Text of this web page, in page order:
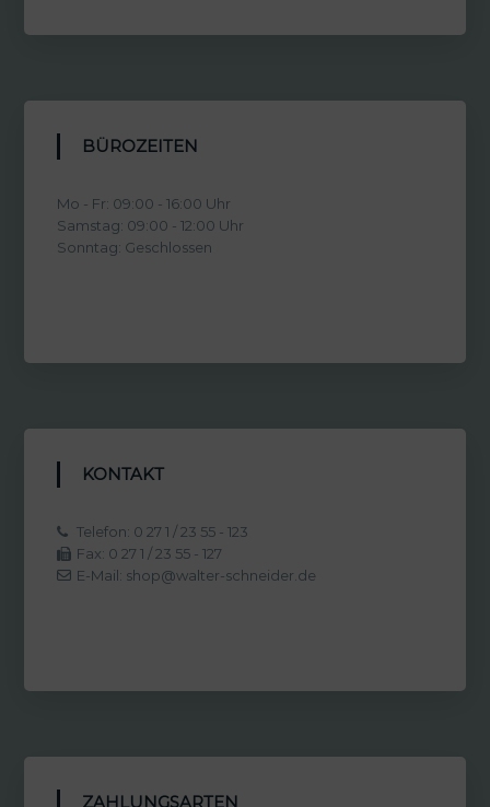
BÜROZEITEN
Mo - Fr: 09:00 - 16:00 Uhr
Samstag: 09:00 - 12:00 Uhr
Sonntag: Geschlossen
KONTAKT
Telefon: 0 27 1 / 23 55 - 123
Fax: 0 27 1 / 23 55 - 127
E-Mail: shop@walter-schneider.de
ZAHLUNGSARTEN